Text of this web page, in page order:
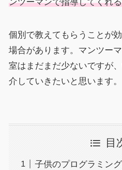
ンツーマンで指導してくれ
個別で教えてもらうことが
場合があります。マンツー
室はまだまだ少ないですが
介していきたいと思います。
目
子供のプログラミン